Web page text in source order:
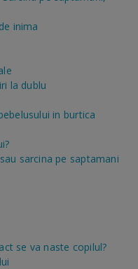
inima
la dublu
in burtica
sarcina pe saptamani
se va naste copilul?